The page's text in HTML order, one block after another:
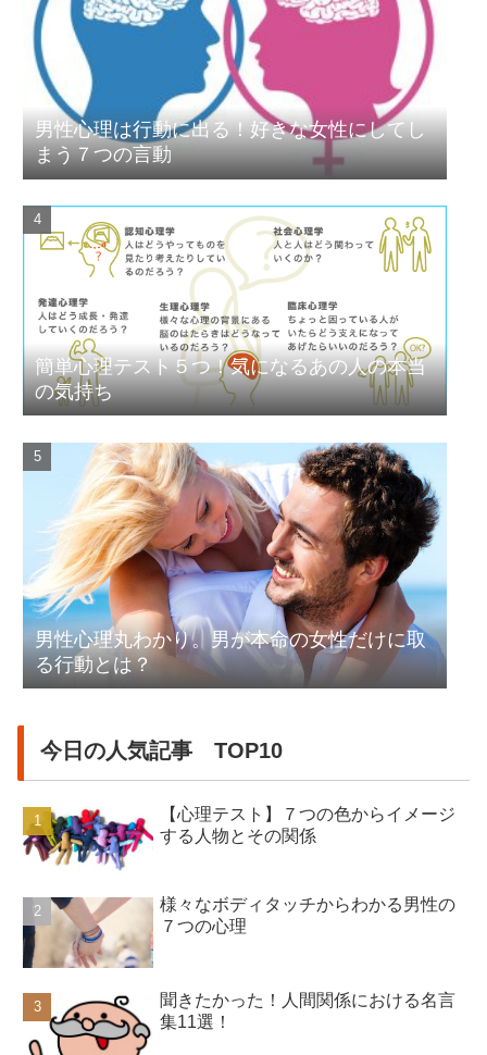
男性心理は行動に出る！好きな女性にしてし
まう７つの言動
簡単心理テスト５つ！気になるあの人の本当
の気持ち
男性心理丸わかり。男が本命の女性だけに取
る行動とは？
今日の人気記事 TOP10
【心理テスト】７つの色からイメージ
する人物とその関係
様々なボディタッチからわかる男性の
７つの心理
聞きたかった！人間関係における名言
集11選！